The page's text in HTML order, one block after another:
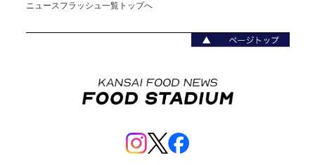
ニュースフラッシュ一覧トップへ